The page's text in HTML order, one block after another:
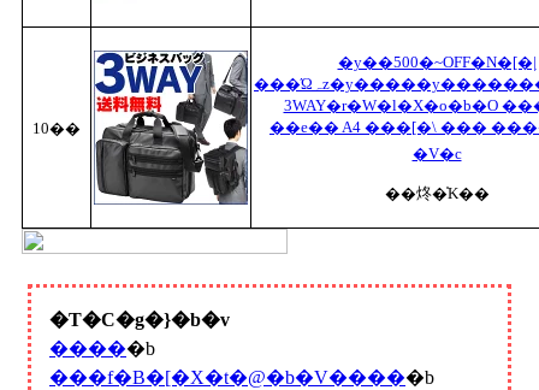
10��
�y��500�~OFF�N�[�|
���Ώہz�y�����y�����������z
3WAY�r�W�l�X�o�b�O
��e�� A4 ���[�\ ���
�V�c
��炵�̍K��
�T�C�g�}�b�v
�����b
���f�B�[�X�t�@�b�V�����b